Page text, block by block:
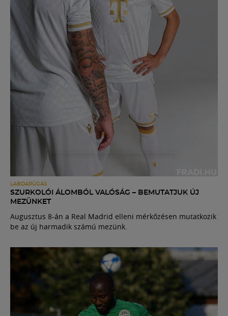
LABDARÚGÁS
SZURKOLÓI ÁLOMBÓL VALÓSÁG – BEMUTATJUK ÚJ
MEZÜNKET
Augusztus 8-án a Real Madrid elleni mérkőzésen mutatkozik
be az új harmadik számú mezünk.